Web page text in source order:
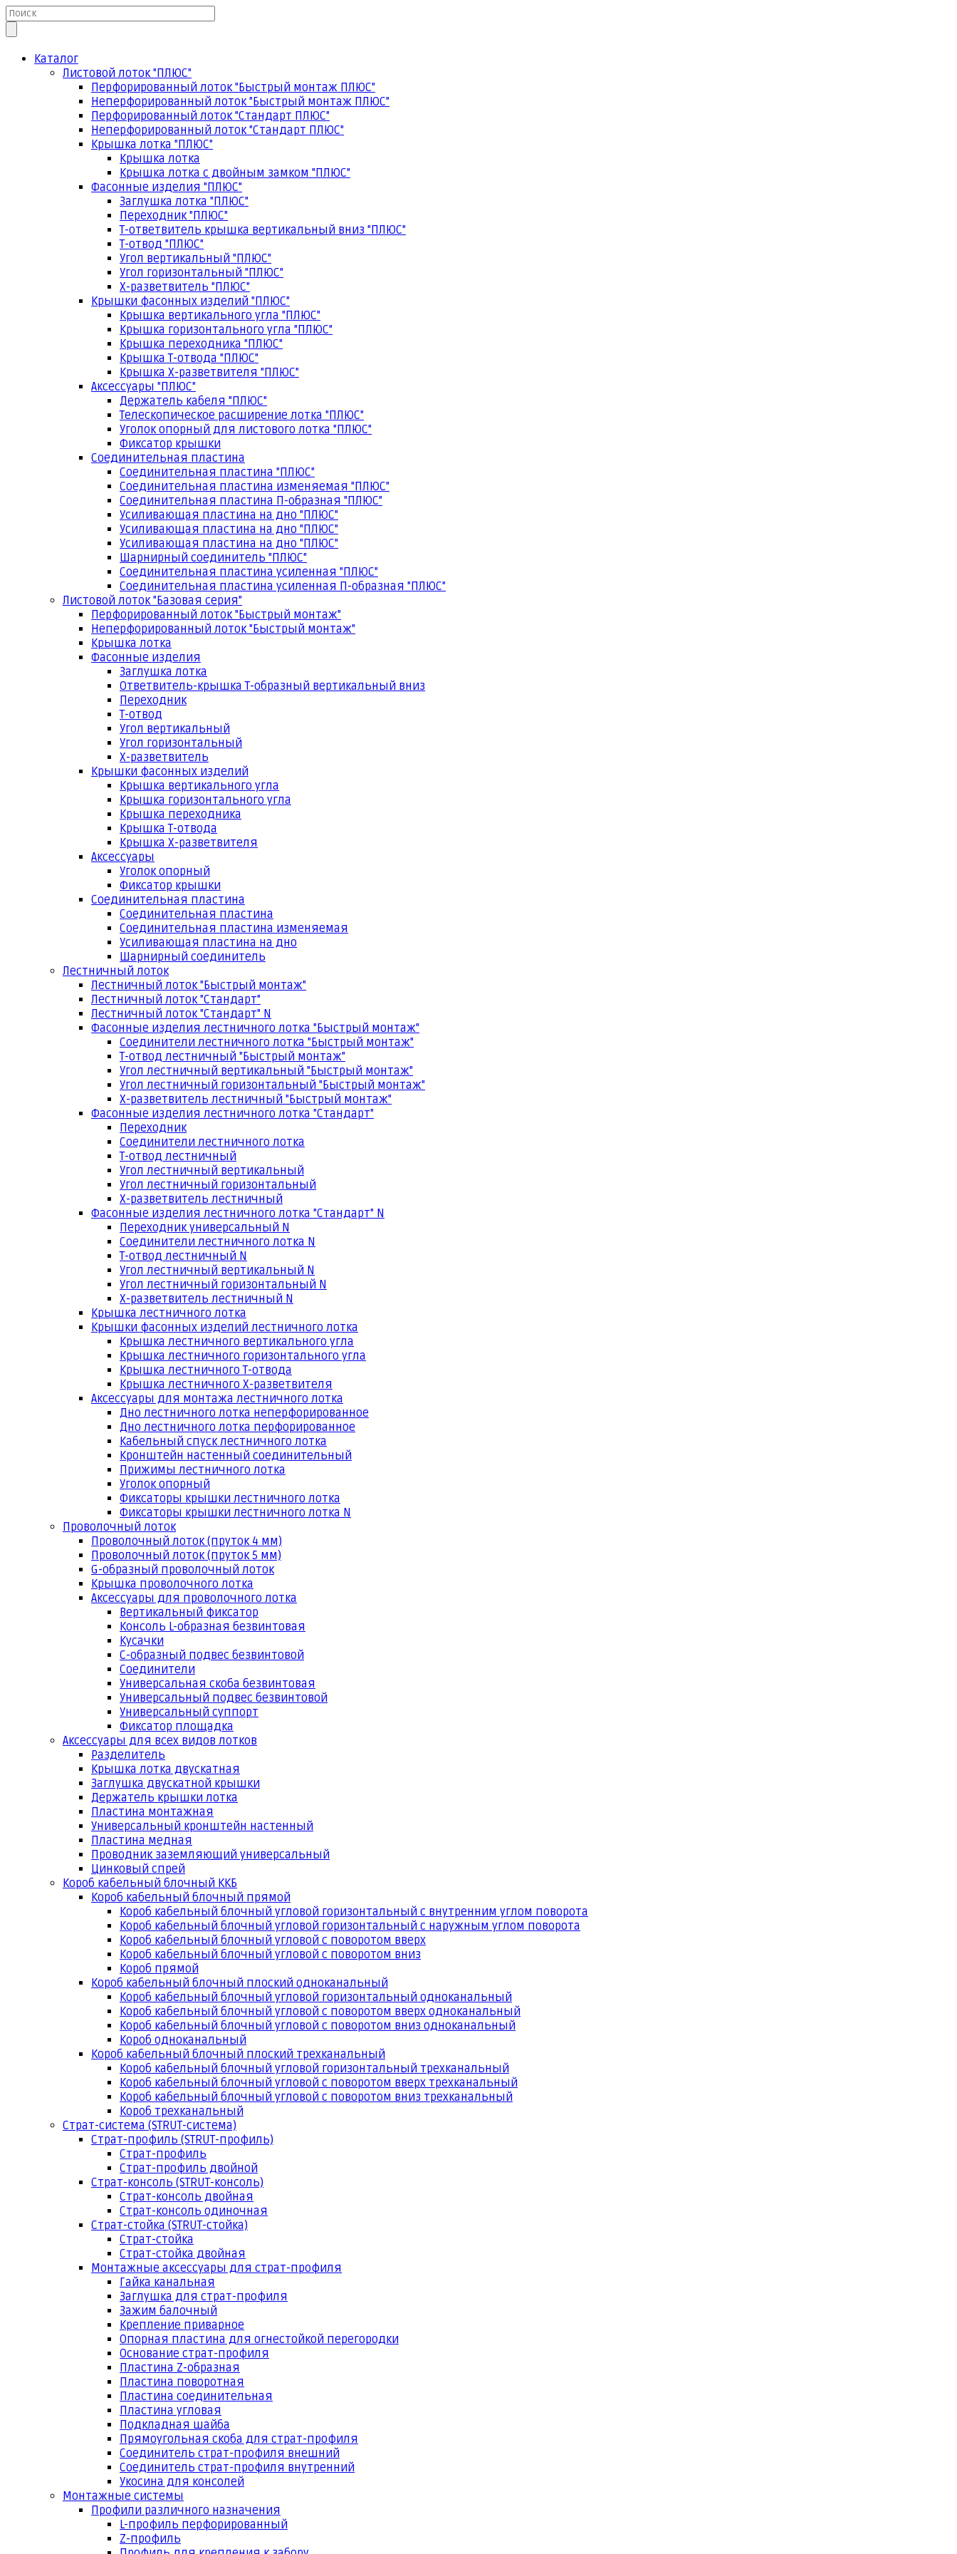
Каталог
Листовой лоток "ПЛЮС"
Перфорированный лоток "Быстрый монтаж ПЛЮС"
Неперфорированный лоток "Быстрый монтаж ПЛЮС"
Перфорированный лоток "Стандарт ПЛЮС"
Неперфорированный лоток "Стандарт ПЛЮС"
Крышка лотка "ПЛЮС"
Крышка лотка
Крышка лотка с двойным замком "ПЛЮС"
Фасонные изделия "ПЛЮС"
Заглушка лотка "ПЛЮС"
Переходник "ПЛЮС"
Т-ответвитель крышка вертикальный вниз "ПЛЮС"
Т-отвод "ПЛЮС"
Угол вертикальный "ПЛЮС"
Угол горизонтальный "ПЛЮС"
Х-разветвитель "ПЛЮС"
Крышки фасонных изделий "ПЛЮС"
Крышка вертикального угла "ПЛЮС"
Крышка горизонтального угла "ПЛЮС"
Крышка переходника "ПЛЮС"
Крышка Т-отвода "ПЛЮС"
Крышка Х-разветвителя "ПЛЮС"
Аксессуары "ПЛЮС"
Держатель кабеля "ПЛЮС"
Телескопическое расширение лотка "ПЛЮС"
Уголок опорный для листового лотка "ПЛЮС"
Фиксатор крышки
Соединительная пластина
Соединительная пластина "ПЛЮС"
Соединительная пластина изменяемая "ПЛЮС"
Соединительная пластина П-образная "ПЛЮС"
Усиливающая пластина на дно "ПЛЮС"
Усиливающая пластина на дно "ПЛЮС"
Усиливающая пластина на дно "ПЛЮС"
Шарнирный соединитель "ПЛЮС"
Соединительная пластина усиленная "ПЛЮС"
Соединительная пластина усиленная П-образная "ПЛЮС"
Листовой лоток "Базовая серия"
Перфорированный лоток "Быстрый монтаж"
Неперфорированный лоток "Быстрый монтаж"
Крышка лотка
Фасонные изделия
Заглушка лотка
Ответвитель-крышка Т-образный вертикальный вниз
Переходник
Т-отвод
Угол вертикальный
Угол горизонтальный
Х-разветвитель
Крышки фасонных изделий
Крышка вертикального угла
Крышка горизонтального угла
Крышка переходника
Крышка Т-отвода
Крышка Х-разветвителя
Аксессуары
Уголок опорный
Фиксатор крышки
Соединительная пластина
Соединительная пластина
Соединительная пластина изменяемая
Усиливающая пластина на дно
Шарнирный соединитель
Лестничный лоток
Лестничный лоток "Быстрый монтаж"
Лестничный лоток "Стандарт"
Лестничный лоток "Стандарт" N
Фасонные изделия лестничного лотка "Быстрый монтаж"
Соединители лестничного лотка "Быстрый монтаж"
Т-отвод лестничный "Быстрый монтаж"
Угол лестничный вертикальный "Быстрый монтаж"
Угол лестничный горизонтальный "Быстрый монтаж"
Х-разветвитель лестничный "Быстрый монтаж"
Фасонные изделия лестничного лотка "Стандарт"
Переходник
Соединители лестничного лотка
Т-отвод лестничный
Угол лестничный вертикальный
Угол лестничный горизонтальный
Х-разветвитель лестничный
Фасонные изделия лестничного лотка "Стандарт" N
Переходник универсальный N
Соединители лестничного лотка N
Т-отвод лестничный N
Угол лестничный вертикальный N
Угол лестничный горизонтальный N
Х-разветвитель лестничный N
Крышка лестничного лотка
Крышки фасонных изделий лестничного лотка
Крышка лестничного вертикального угла
Крышка лестничного горизонтального угла
Крышка лестничного Т-отвода
Крышка лестничного Х-разветвителя
Аксессуары для монтажа лестничного лотка
Дно лестничного лотка неперфорированное
Дно лестничного лотка перфорированное
Кабельный спуск лестничного лотка
Кронштейн настенный соединительный
Прижимы лестничного лотка
Уголок опорный
Фиксаторы крышки лестничного лотка
Фиксаторы крышки лестничного лотка N
Проволочный лоток
Проволочный лоток (пруток 4 мм)
Проволочный лоток (пруток 5 мм)
G-образный проволочный лоток
Крышка проволочного лотка
Аксессуары для проволочного лотка
Вертикальный фиксатор
Консоль L-образная безвинтовая
Кусачки
С-образный подвес безвинтовой
Соединители
Универсальная скоба безвинтовая
Универсальный подвес безвинтовой
Универсальный суппорт
Фиксатор площадка
Аксессуары для всех видов лотков
Разделитель
Крышка лотка двускатная
Заглушка двускатной крышки
Держатель крышки лотка
Пластина монтажная
Универсальный кронштейн настенный
Пластина медная
Проводник заземляющий универсальный
Цинковый спрей
Короб кабельный блочный ККБ
Короб кабельный блочный прямой
Короб кабельный блочный угловой горизонтальный с внутренним углом поворота
Короб кабельный блочный угловой горизонтальный с наружным углом поворота
Короб кабельный блочный угловой с поворотом вверх
Короб кабельный блочный угловой с поворотом вниз
Короб прямой
Короб кабельный блочный плоский одноканальный
Короб кабельный блочный угловой горизонтальный одноканальный
Короб кабельный блочный угловой с поворотом вверх одноканальный
Короб кабельный блочный угловой с поворотом вниз одноканальный
Короб одноканальный
Короб кабельный блочный плоский трехканальный
Короб кабельный блочный угловой горизонтальный трехканальный
Короб кабельный блочный угловой с поворотом вверх трехканальный
Короб кабельный блочный угловой с поворотом вниз трехканальный
Короб трехканальный
Страт-система (STRUT-система)
Страт-профиль (STRUT-профиль)
Страт-профиль
Страт-профиль двойной
Страт-консоль (STRUT-консоль)
Страт-консоль двойная
Страт-консоль одиночная
Страт-стойка (STRUT-стойка)
Страт-стойка
Страт-стойка двойная
Монтажные аксессуары для страт-профиля
Гайка канальная
Заглушка для страт-профиля
Зажим балочный
Крепление приварное
Опорная пластина для огнестойкой перегородки
Основание страт-профиля
Пластина Z-образная
Пластина поворотная
Пластина соединительная
Пластина угловая
Подкладная шайба
Прямоугольная скоба для страт-профиля
Соединитель страт-профиля внешний
Соединитель страт-профиля внутренний
Укосина для консолей
Монтажные системы
Профили различного назначения
L-профиль перфорированный
Z-профиль